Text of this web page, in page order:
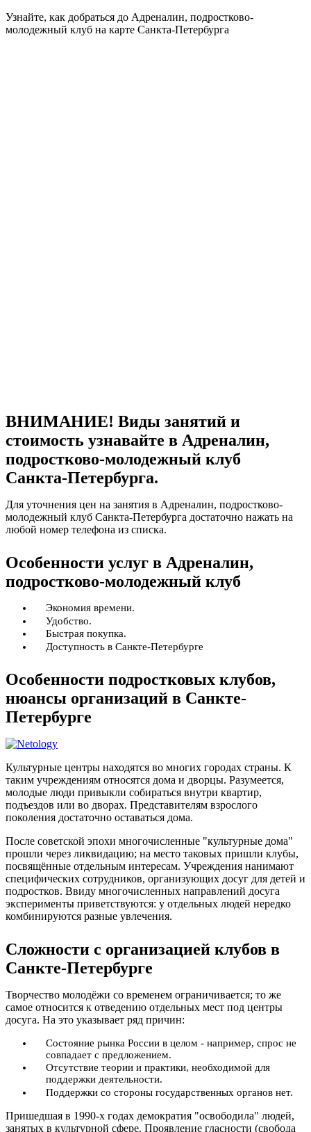
Узнайте, как добраться до Адреналин, подростково-
молодежный клуб на карте Санкта-Петербурга
ВНИМАНИЕ! Виды занятий и
стоимость узнавайте в Адреналин,
подростково-молодежный клуб
Санкта-Петербурга.
Для уточнения цен на занятия в Адреналин, подростково-
молодежный клуб Санкта-Петербурга достаточно нажать на
любой номер телефона из списка.
Особенности услуг в Адреналин,
подростково-молодежный клуб
Экономия времени.
Удобство.
Быстрая покупка.
Доступность в Санкте-Петербурге
Особенности подростковых клубов,
нюансы организаций в Санкте-
Петербурге
Культурные центры находятся во многих городах страны. К
таким учреждениям относятся дома и дворцы. Разумеется,
молодые люди привыкли собираться внутри квартир,
подъездов или во дворах. Представителям взрослого
поколения достаточно оставаться дома.
После советской эпохи многочисленные "культурные дома"
прошли через ликвидацию; на место таковых пришли клубы,
посвящённые отдельным интересам. Учреждения нанимают
специфических сотрудников, организующих досуг для детей и
подростков. Ввиду многочисленных направлений досуга
эксперименты приветствуются: у отдельных людей нередко
комбинируются разные увлечения.
Сложности с организацией клубов в
Санкте-Петербурге
Творчество молодёжи со временем ограничивается; то же
самое относится к отведению отдельных мест под центры
досуга. На это указывает ряд причин:
Состояние рынка России в целом - например, спрос не
совпадает с предложением.
Отсутствие теории и практики, необходимой для
поддержки деятельности.
Поддержки со стороны государственных органов нет.
Пришедшая в 1990-х годах демократия "освободила" людей,
занятых в культурной сфере. Проявление гласности (свобода